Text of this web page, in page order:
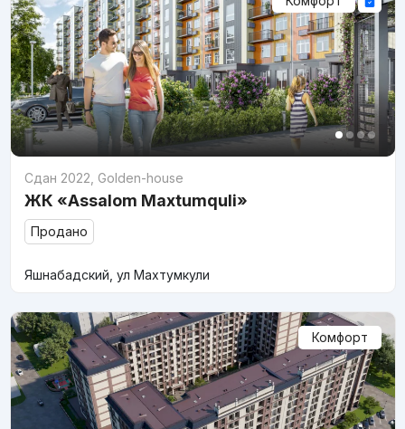
Сдан 2022 Golden-house
ЖК «Assalom Maxtumquli»
Продано
Яшнабадский, ул Махтумкули
Комфорт